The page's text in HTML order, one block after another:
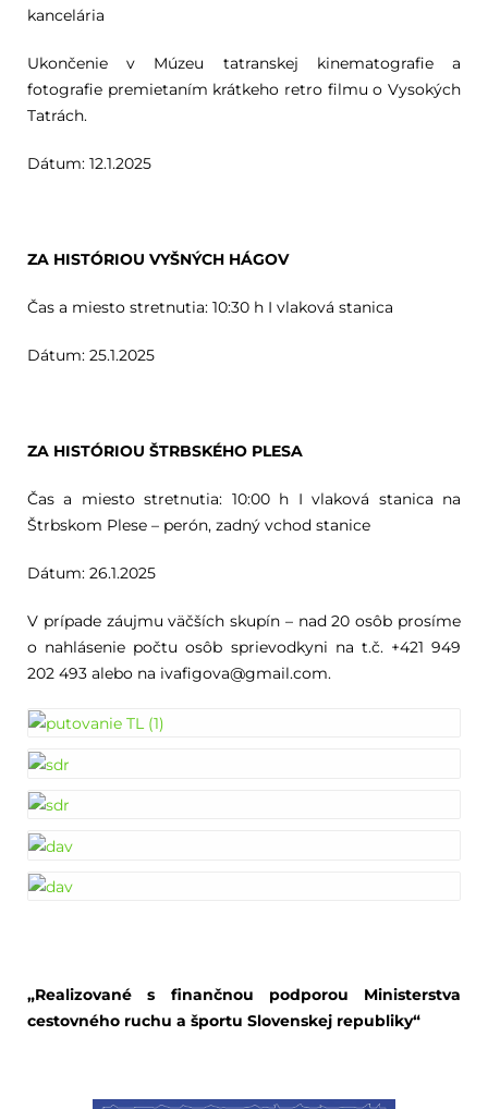
kancelária
Ukončenie v Múzeu tatranskej kinematografie a
fotografie premietaním krátkeho retro filmu o Vysokých
Tatrách.
Dátum: 12.1.2025
ZA HISTÓRIOU VYŠNÝCH HÁGOV
Čas a miesto stretnutia: 10:30 h I vlaková stanica
Dátum: 25.1.2025
ZA HISTÓRIOU ŠTRBSKÉHO PLESA
Čas a miesto stretnutia: 10:00 h I vlaková stanica na
Štrbskom Plese – perón, zadný vchod stanice
Dátum: 26.1.2025
V prípade záujmu väčších skupín – nad 20 osôb prosíme
o nahlásenie počtu osôb sprievodkyni na t.č. +421 949
202 493 alebo na ivafigova@gmail.com.
„Realizované s finančnou podporou Ministerstva
cestovného ruchu a športu Slovenskej republiky“